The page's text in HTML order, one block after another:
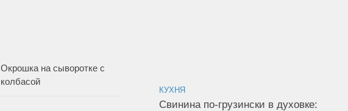
КУХНЯ
Свинина по-грузински в духовке:
Окрошка на сыворотке с
колбасой